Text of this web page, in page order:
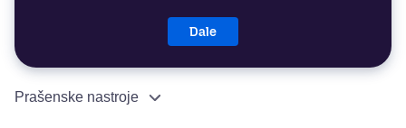
Dale
Prašenske nastroje